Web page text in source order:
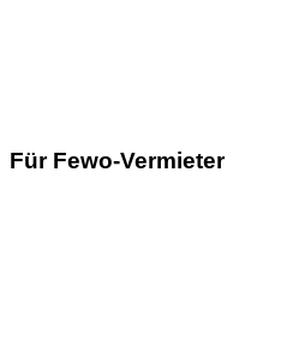
Für Fewo-Vermieter